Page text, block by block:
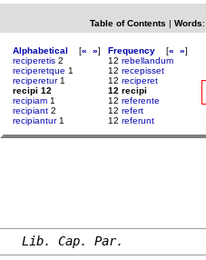
Table of Contents | Words:
Alphabetical [« »]
reciperetis 2
reciperetque 1
reciperetur1
recipi 12
recipiam 1
recipiant 2
recipiantur1
Frequency [« »]
12 rebellandum
12 recepisset
12 reciperet
12 recipi
12 referente
12 refert
12 referunt
Lib. Cap. Par.